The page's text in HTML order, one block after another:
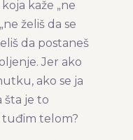
kaže „ne
želiš da se
da postaneš
Jer ako
ako se ja
šta je to
tuđim telom?